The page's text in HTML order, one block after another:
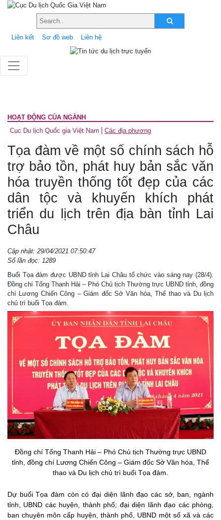
Liên kết Sơ đồ web Liên hệ
HOẠT ĐỘNG CỦA NGÀNH
Cục Du lịch Quốc gia Việt Nam
Các địa phương
Tọa đàm về một số chính sách hỗ
trợ bảo tồn, phát huy bản sắc văn
hóa truyền thống tốt đẹp của các
dân tộc và khuyến khích phát
triển du lịch trên địa bàn tỉnh Lai
Châu
Cập nhật: 29/04/2021 07:50:47
Số lần đọc: 1289
Buổi Tọa đàm được UBND tỉnh Lai Châu tổ chức vào sáng nay (28/4).
Đồng chí Tống Thanh Hải – Phó Chủ tịch Thường trực UBND tỉnh, đồng
chí Lương Chiến Công – Giám đốc Sở Văn hóa, Thể thao và Du lịch
chủ trì buổi Tọa đàm.
Đồng chí Tống Thanh Hải – Phó Chủ tịch Thường trực UBND
tỉnh, đồng chí Lương Chiến Công – Giám đốc Sở Văn hóa, Thể
thao và Du lịch chủ trì buổi Tọa đàm.
Dự buổi Tọa đàm còn có đại diện lãnh đạo các sở, ban, ngành
tỉnh, UBND các huyện, thành phố; đại diện lãnh đạo các phòng,
ban chuyên môn cấp huyện, thành phố, UBND một số xã và các